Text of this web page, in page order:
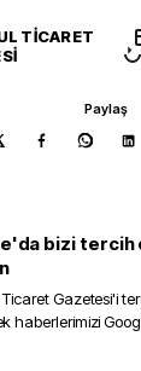
TICARET
Paylaş
bizi tercih
Gazetesi'i
haberlerimizi